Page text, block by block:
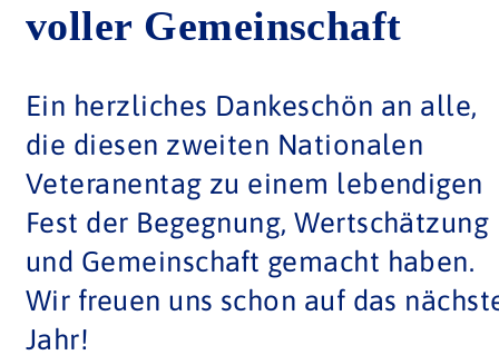
voller Gemeinschaft
Ein herzliches Dankeschön an alle,
die diesen zweiten Nationalen
Veteranentag zu einem lebendigen
Fest der Begegnung, Wertschätzung
und Gemeinschaft gemacht haben.
Wir freuen uns schon auf das
Jahr!